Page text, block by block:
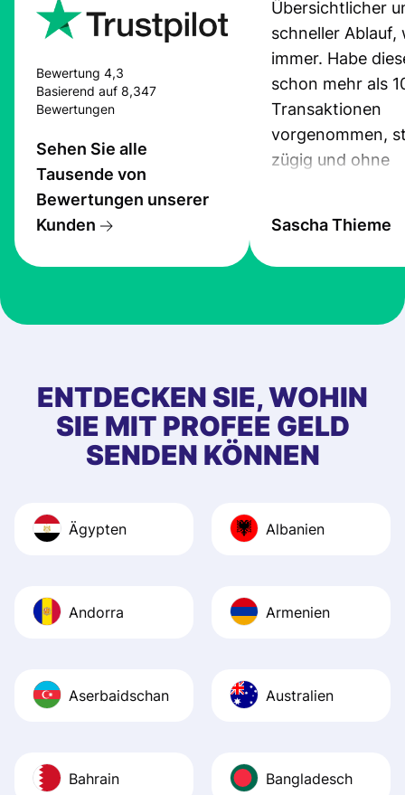
Bewertung 4,3
Basierend auf 8,347
Bewertungen
Sehen Sie alle
Tausende von
Bewertungen unserer
Kunden
Übersichtlicher
schneller Ablauf,
immer. Habe
schon mehr als
Transaktionen
vorgenommen,
zügig und ohne
Sascha Thieme
ENTDECKEN SIE, WOHIN
SIE MIT PROFEE GELD
SENDEN KÖNNEN
Ägypten Albanien
Andorra Armenien
Aserbaidschan Australien
Bahrain Bangladesch